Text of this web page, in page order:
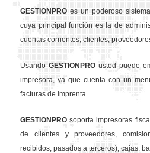
GESTION PRO es un poderoso
cuya principal función es la de
cuentas corrientes, clientes,
Usando GESTION PRO usted puede
impresora, ya que cuenta con un
facturas de imprenta.
GESTION PRO soporta impresoras
de clientes y proveedores,
recibidos, pasados a terceros), cajas,